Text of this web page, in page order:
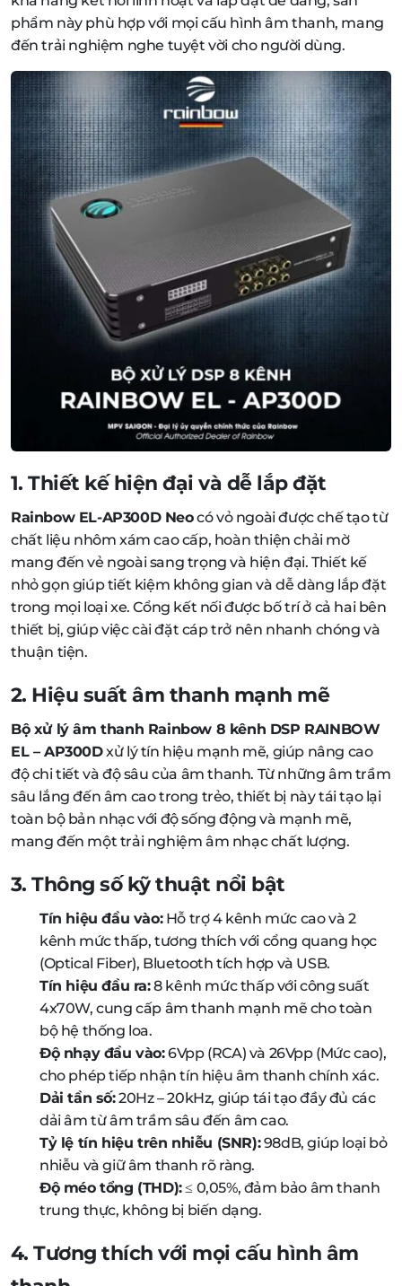
phẩm này phù hợp với mọi cấu hình âm thanh, mang
đến trải nghiệm nghe tuyệt vời cho người dùng.
1. Thiết kế hiện đại và dễ lắp đặt
Rainbow EL-AP300D Neocó vỏ ngoài được chế tạo từ
chất liệu nhôm xám cao cấp, hoàn thiện chải mờ
mang đến vẻ ngoài sang trọng và hiện đại. Thiết kế
nhỏ gọn giúp tiết kiệm không gian và dễ dàng lắp đặt
trong mọi loại xe. Cổng kết nối được bố trí ở cả hai bên
thiết bị, giúp việc cài đặt cáp trở nên nhanh chóng và
thuận tiện.
2. Hiệu suất âm thanh mạnh mẽ
Bộ xử lý âm thanh Rainbow 8 kênh DSP RAINBOW
EL – AP300Dxử lý tín hiệu mạnh mẽ, giúp nâng cao
độ chi tiết và độ sâu của âm thanh. Từ những âm trầm
sâu lắng đến âm cao trong trẻo, thiết bị này tái tạo lại
toàn bộ bản nhạc với độ sống động và mạnh mẽ,
mang đến một trải nghiệm âm nhạc chất lượng.
3. Thông số kỹ thuật nổi bật
Tín hiệu đầu vào:Hỗ trợ 4 kênh mức cao và 2
kênh mức thấp, tương thích với cổng quang học
(Optical Fiber), Bluetooth tích hợp và USB.
Tín hiệu đầu ra:8 kênh mức thấp với công suất
4x70W, cung cấp âm thanh mạnh mẽ cho toàn
bộ hệ thống loa.
Độ nhạy đầu vào:6Vpp (RCA) và 26Vpp (Mức cao),
cho phép tiếp nhận tín hiệu âm thanh chính xác.
Dải tần số:20Hz – 20kHz, giúp tái tạo đầy đủ các
dải âm từ âm trầm sâu đến âm cao.
Tỷ lệ tín hiệu trên nhiễu (SNR):98dB, giúp loại bỏ
nhiễu và giữ âm thanh rõ ràng.
Độ méo tổng (THD):≤ 0,05%, đảm bảo âm thanh
trung thực, không bị biến dạng.
4. Tương thích với mọi cấu hình âm